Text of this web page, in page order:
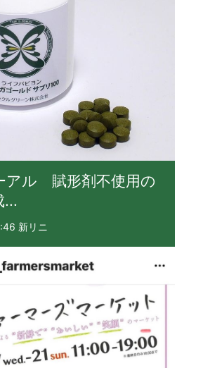
アル 賦形剤不使用の
...
新リニ